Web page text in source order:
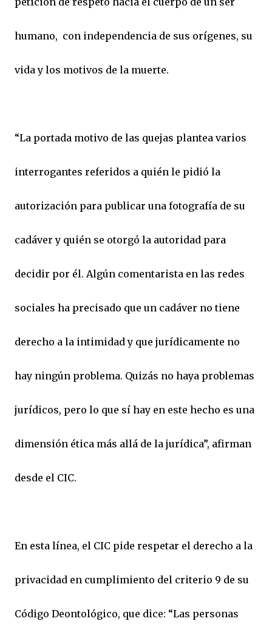
humano, con independencia de sus orígenes, su
vida y los motivos de la muerte.
“La portada motivo de las quejas plantea varios
interrogantes referidos a quién le pidió la
autorización para publicar una fotografía de su
cadáver y quién se otorgó la autoridad para
decidir por él. Algún comentarista en las redes
sociales ha precisado que un cadáver no tiene
derecho a la intimidad y que jurídicamente no
hay ningún problema. Quizás no haya problemas
jurídicos, pero lo que sí hay en este hecho es una
dimensión ética más allá de la jurídica”, afirman
desde el CIC.
En esta línea, el CIC pide respetar el derecho a la
privacidad en cumplimiento del criterio 9 de su
Código Deontológico, que dice: “Las personas